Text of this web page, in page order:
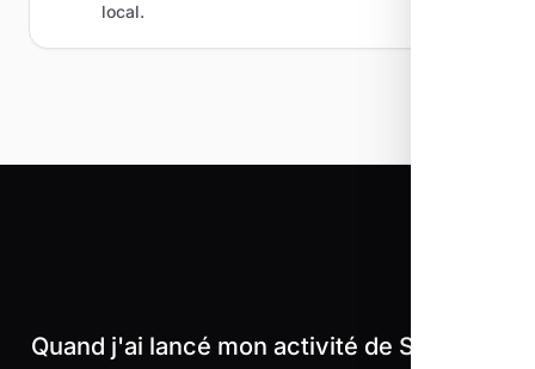
local.
Quand j'ai lancé mon activité de Salérans,